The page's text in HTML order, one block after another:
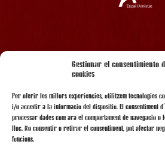
Gestionar el consentimiento
cookies
Per oferir les millors experiències, utilitzem tecnologies
i/o accedir a la informació del dispositiu. El consentiment
processar dades com ara el comportament de navegació o
lloc. No consentir o retirar el consentiment, pot afectar
funcions.
AMB EL SUPORT